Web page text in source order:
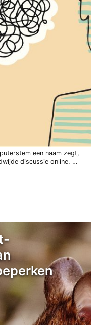
een naam zegt,
discussie online. …